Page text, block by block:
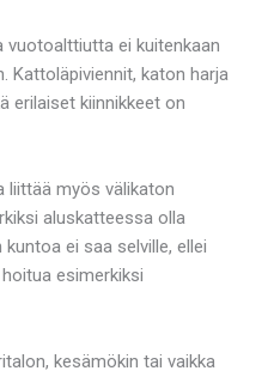
vuotoalttiutta ei kuitenkaan
Kattoläpiviennit, katon harja
erilaiset kiinnikkeet on
liittää myös välikaton
aluskatteessa olla
ei saa selville, ellei
esimerkiksi
kesämökin tai vaikka